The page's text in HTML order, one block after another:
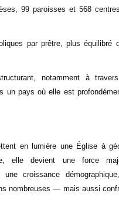
99 paroisses et 568
par prêtre, plus équilibré
notamment à
un pays où elle est
en lumière une Église à
elle devient une force
une croissance
nombreuses — mais aussi